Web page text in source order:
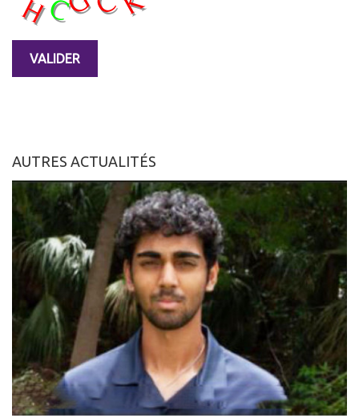
AUTRES ACTUALITÉS